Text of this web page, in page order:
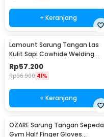
+ Keranjang
Lamount Sarung Tangan Las
Kulit Sapi Cowhide Welding
Gloves L - STL-25
Rp57.200
Rp96.900 41%
+ Keranjang
OZARE Sarung Tangan Sepeda
Gym Half Finger Gloves